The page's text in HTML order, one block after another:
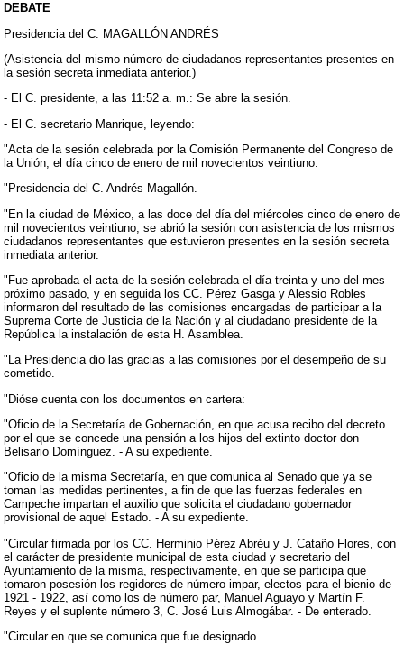
DEBATE
Presidencia del C. MAGALLÓN ANDRÉS
(Asistencia del mismo número de ciudadanos representantes presentes en
la sesión secreta inmediata anterior.)
- El C. presidente, a las 11:52 a. m.: Se abre la sesión.
- El C. secretario Manrique, leyendo:
"Acta de la sesión celebrada por la Comisión Permanente del Congreso de
la Unión, el día cinco de enero de mil novecientos veintiuno.
"Presidencia del C. Andrés Magallón.
"En la ciudad de México, a las doce del día del miércoles cinco de enero de
mil novecientos veintiuno, se abrió la sesión con asistencia de los mismos
ciudadanos representantes que estuvieron presentes en la sesión secreta
inmediata anterior.
"Fue aprobada el acta de la sesión celebrada el día treinta y uno del mes
próximo pasado, y en seguida los CC. Pérez Gasga y Alessio Robles
informaron del resultado de las comisiones encargadas de participar a la
Suprema Corte de Justicia de la Nación y al ciudadano presidente de la
República la instalación de esta H. Asamblea.
"La Presidencia dio las gracias a las comisiones por el desempeño de su
cometido.
"Dióse cuenta con los documentos en cartera:
"Oficio de la Secretaría de Gobernación, en que acusa recibo del decreto
por el que se concede una pensión a los hijos del extinto doctor don
Belisario Domínguez. - A su expediente.
"Oficio de la misma Secretaría, en que comunica al Senado que ya se
toman las medidas pertinentes, a fin de que las fuerzas federales en
Campeche impartan el auxilio que solicita el ciudadano gobernador
provisional de aquel Estado. - A su expediente.
"Circular firmada por los CC. Herminio Pérez Abréu y J. Cataño Flores, con
el carácter de presidente municipal de esta ciudad y secretario del
Ayuntamiento de la misma, respectivamente, en que se participa que
tomaron posesión los regidores de número impar, electos para el bienio de
1921 - 1922, así como los de número par, Manuel Aguayo y Martín F.
Reyes y el suplente número 3, C. José Luis Almogábar. - De enterado.
"Circular en que se comunica que fue designado